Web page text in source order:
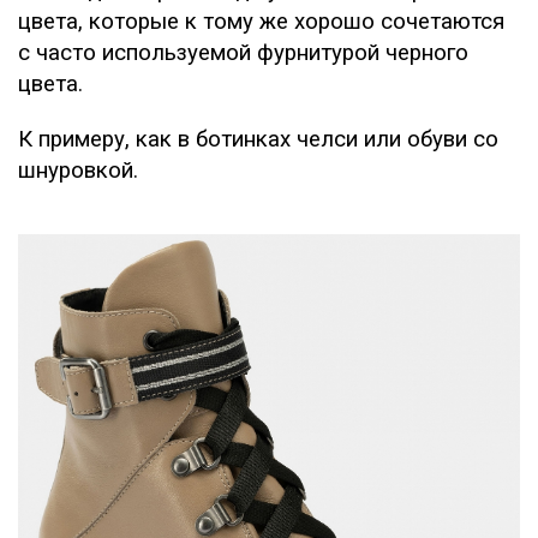
цвета, которые к тому же хорошо сочетаются
с часто используемой фурнитурой черного
цвета.
К примеру, как в ботинках челси или обуви со
шнуровкой.